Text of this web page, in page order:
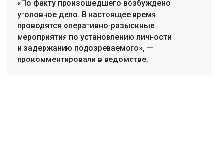
«По факту произошедшего возбуждено
уголовное дело. В настоящее время
проводятся оперативно-разыскные
мероприятия по установлению личности
и задержанию подозреваемого», —
прокомментировали в ведомстве.